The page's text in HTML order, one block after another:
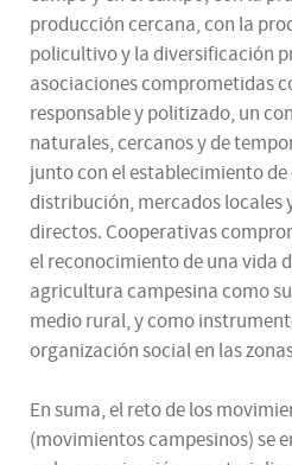
producción cercana, con la
policultivo y la diversificación
asociaciones comprometidas
responsable y politizado, un
naturales, cercanos y de
junto con el establecimiento
distribución, mercados locales
directos. Cooperativas
el reconocimiento de una vida
agricultura campesina como
medio rural, y como
organización social en las
En suma, el reto de los
(movimientos campesinos) se